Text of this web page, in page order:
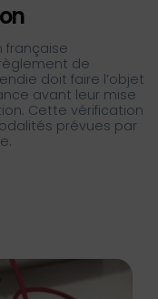
française
de
doit faire l’objet
avant leur mise
Cette vérification
prévues par